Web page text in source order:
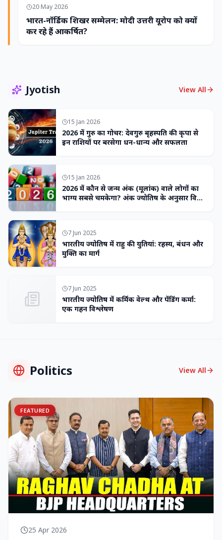
20 May 2026
भारत-नॉर्डिक शिखर सम्मेलन: मोदी उत्तरी यूरोप को क्यों
कर रहे हैं आकर्षित?
Jyotish View All
15 Jan 2026
2026 में गुरु का गोचर: देवगुरु बृहस्पति की कृपा से
इन राशियों पर बरसेगा धन-धान्य और सफलता
15 Jan 2026
2026 में कौन से जन्म अंक (मूलांक) वाले लोगों का
भाग्य सबसे चमकेगा? अंक ज्योतिष के अनुसार विशेष
7 Jun 2025
भारतीय ज्योतिष में राहु की युतियां: रहस्य, बंधन और
मुक्ति का मार्ग
7 Jun 2025
भारतीय ज्योतिष में कर्मिक वेल्थ और पेंडिंग कर्मा:
एक गहन विश्लेषण
Politics View All
FEATURED
25 Apr 2026